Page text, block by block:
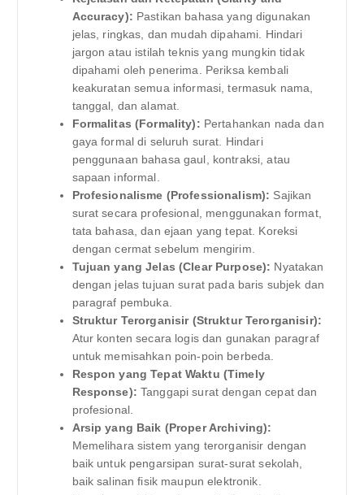
Accuracy): Pastikan bahasa yang digunakan
jelas, ringkas, dan mudah dipahami. Hindari
jargon atau istilah teknis yang mungkin tidak
dipahami oleh penerima. Periksa kembali
keakuratan semua informasi, termasuk nama,
tanggal, dan alamat.
Formalitas (Formality): Pertahankan nada dan
gaya formal di seluruh surat. Hindari
penggunaan bahasa gaul, kontraksi, atau
sapaan informal.
Profesionalisme (Professionalism): Sajikan
surat secara profesional, menggunakan format,
tata bahasa, dan ejaan yang tepat. Koreksi
dengan cermat sebelum mengirim.
Tujuan yang Jelas (Clear Purpose): Nyatakan
dengan jelas tujuan surat pada baris subjek dan
paragraf pembuka.
Struktur Terorganisir (Struktur Terorganisir):
Atur konten secara logis dan gunakan paragraf
untuk memisahkan poin-poin berbeda.
Respon yang Tepat Waktu (Timely
Response): Tanggapi surat dengan cepat dan
profesional.
Arsip yang Baik (Proper Archiving):
Memelihara sistem yang terorganisir dengan
baik untuk pengarsipan surat-surat sekolah,
baik salinan fisik maupun elektronik.